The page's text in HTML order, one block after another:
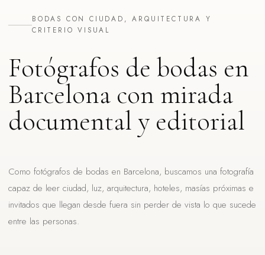
BODAS CON CIUDAD, ARQUITECTURA Y
CRITERIO VISUAL
Fotógrafos de bodas en
Barcelona con mirada
documental y editorial
Como fotógrafos de bodas en Barcelona, buscamos una fotografía
capaz de leer ciudad, luz, arquitectura, hoteles, masías próximas e
invitados que llegan desde fuera sin perder de vista lo que sucede
entre las personas.